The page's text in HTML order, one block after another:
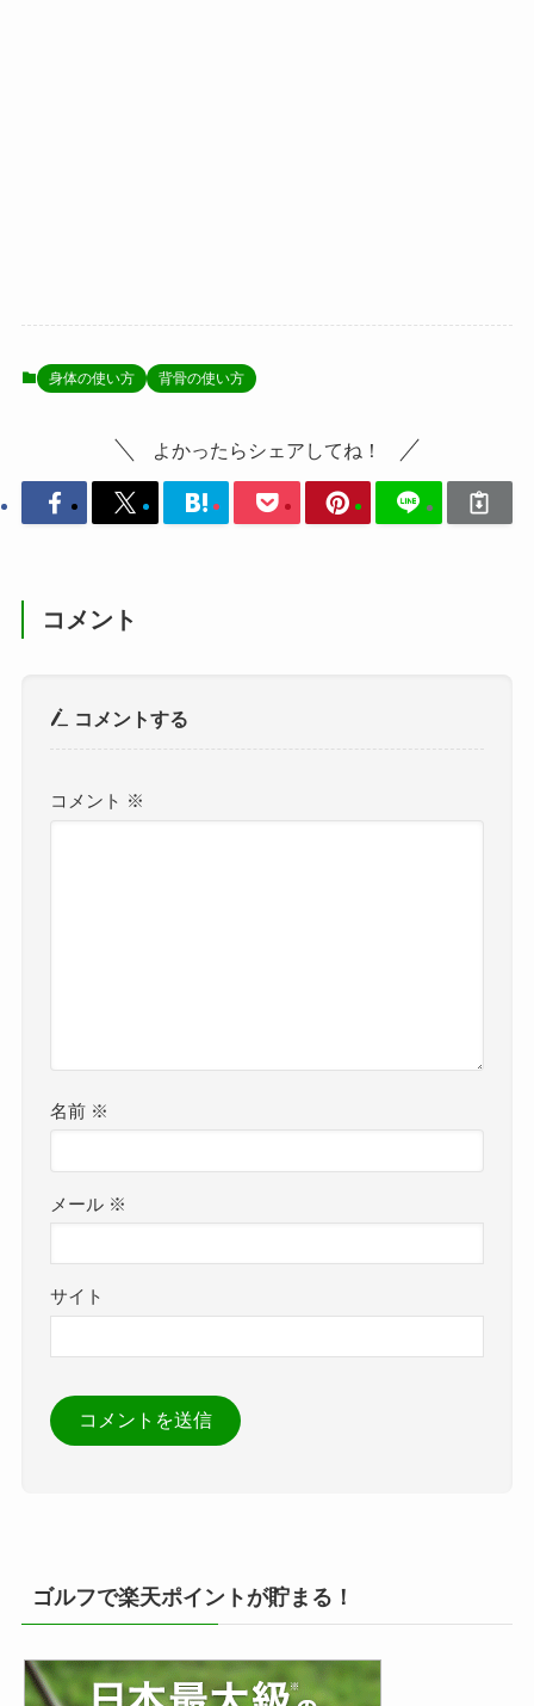
身体の使い方 背骨の使い方
よかったらシェアしてね！
コメント
コメントする
コメント ※
名前 ※
メール ※
サイト
ゴルフで楽天ポイントが貯まる！